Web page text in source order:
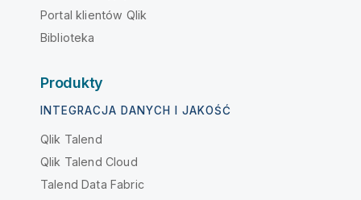
Portal klientów Qlik
Biblioteka
Produkty
INTEGRACJA DANYCH I JAKOŚĆ
Qlik Talend
Qlik Talend Cloud
Talend Data Fabric